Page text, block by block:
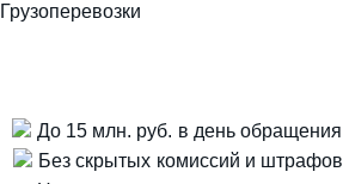
Грузоперевозки
До 15 млн. руб. в день обращения
Без скрытых комиссий и штрафов